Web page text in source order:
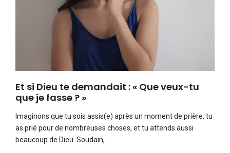
Et si Dieu te demandait : « Que veux-tu
que je fasse ? »
Imaginons que tu sois assis(e) après un moment de prière, tu
as prié pour de nombreuses choses, et tu attends aussi
beaucoup de Dieu. Soudain,…